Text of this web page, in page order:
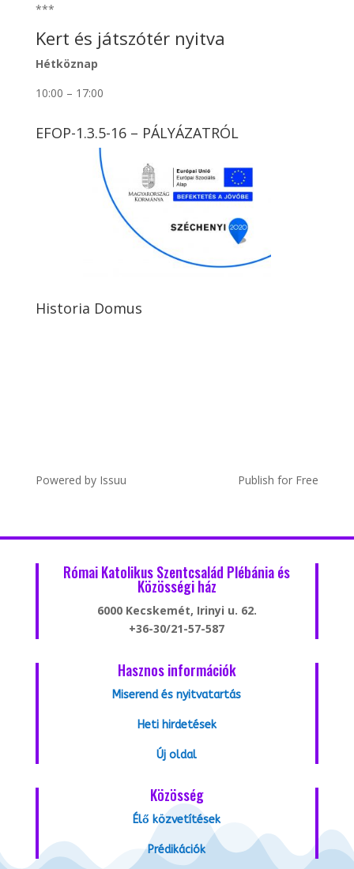
***
Kert és játszótér nyitva
Hétköznap
10:00 – 17:00
EFOP-1.3.5-16 – PÁLYÁZATRÓL
Historia Domus
Powered by Issuu Publish for Free
Római Katolikus Szentcsalád Plébánia és
Közösségi ház
6000 Kecskemét, Irinyi u. 62.
+36-30/21-57-587
Hasznos információk
Miserend és nyitvatartás
Heti hirdetések
Új oldal
Közösség
Élő közvetítések
Prédikációk